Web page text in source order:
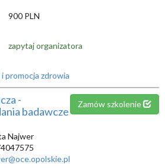
900 PLN
zapytaj organizatora
promocja zdrowia
-
badawcze
Zamów szkolenie
Najwer